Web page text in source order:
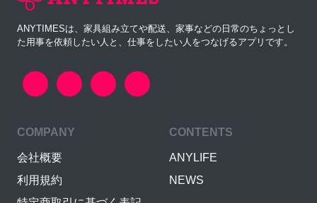
ANYTIMESは、家具組み立てや配送、家事などの日常のちょっとし
た用事を依頼したい人と、仕事をしたい人をつなげるアプリです。
COMPANY
会社概要
利用規約
CONTENTS
ANYLIFE
NEWS